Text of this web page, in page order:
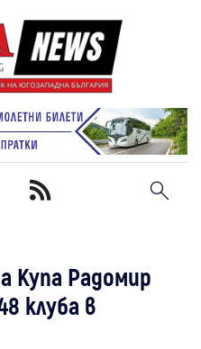
Купа Радомир
клуба в